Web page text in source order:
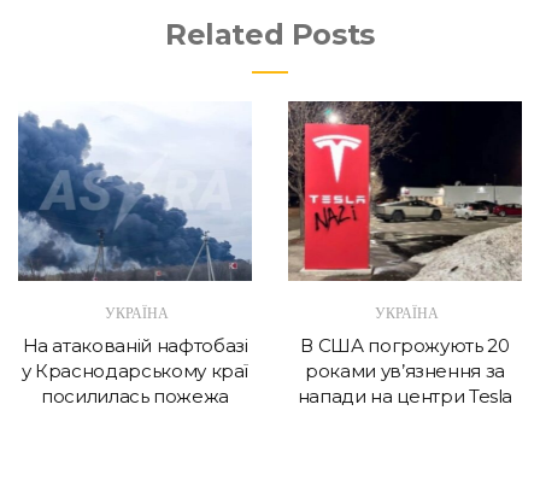
Related Posts
УКРАЇНА
На атакованій нафтобазі
у Краснодарському краї
посилилась пожежа
УКРАЇНА
В США погрожують 20
роками ув’язнення за
напади на центри Tesla